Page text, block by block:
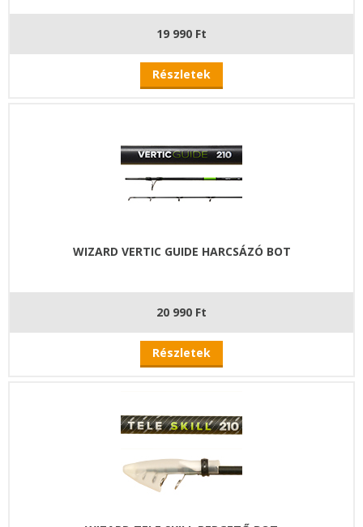
19 990 Ft
Részletek
WIZARD VERTIC GUIDE HARCSÁZÓ BOT
20 990 Ft
Részletek